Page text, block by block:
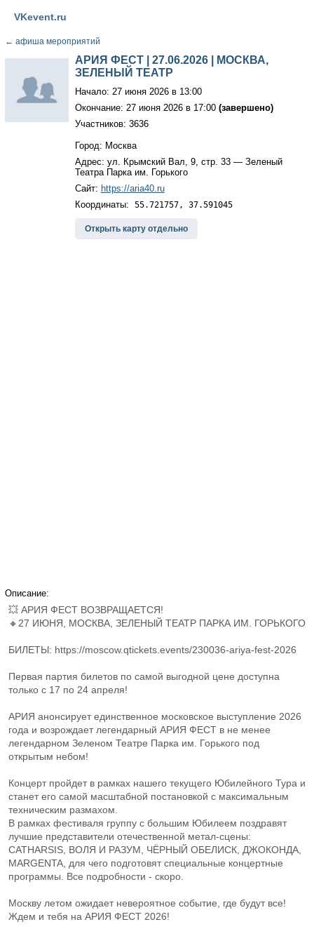
VKevent.ru
← афиша мероприятий
АРИЯ ФЕСТ | 27.06.2026 | МОСКВА,
ЗЕЛЕНЫЙ ТЕАТР
Начало: 27 июня 2026 в 13:00
Окончание: 27 июня 2026 в 17:00 (завершено)
Участников: 3636
Город: Москва
Адрес: ул. Крымский Вал, 9, стр. 33 — Зеленый
Театра Парка им. Горького
Сайт: https://aria40.ru
Координаты: 55.721757, 37.591045
Открыть карту отдельно
Описание:
💥 АРИЯ ФЕСТ ВОЗВРАЩАЕТСЯ!
🔸27 ИЮНЯ, МОСКВА, ЗЕЛЕНЫЙ ТЕАТР ПАРКА ИМ. ГОРЬКОГО
БИЛЕТЫ: https://moscow.qtickets.events/230036-ariya-fest-2026
Первая партия билетов по самой выгодной цене доступна
только с 17 по 24 апреля!
АРИЯ анонсирует единственное московское выступление 2026
года и возрождает легендарный АРИЯ ФЕСТ в не менее
легендарном Зеленом Театре Парка им. Горького под
открытым небом!
Концерт пройдет в рамках нашего текущего Юбилейного Тура и
станет его самой масштабной постановкой с максимальным
техническим размахом.
В рамках фестиваля группу с большим Юбилеем поздравят
лучшие представители отечественной метал-сцены:
CATHARSIS, ВОЛЯ И РАЗУМ, ЧЁРНЫЙ ОБЕЛИСК, ДЖОКОНДА,
MARGENTA, для чего подготовят специальные концертные
программы. Все подробности - скоро.
Москву летом ожидает невероятное событие, где будут все!
Ждем и тебя на АРИЯ ФЕСТ 2026!